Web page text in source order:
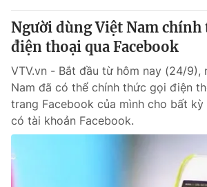
Chính trị
Xã hội
Pháp luật
Y tế
Thế giới
Người dùng Việt Nam chính
điện thoại qua Facebook
VTV.vn - Bắt đầu từ hôm nay (24/9),
Nam đã có thể chính thức gọi điện
trang Facebook của mình cho bất
có tài khoản Facebook.